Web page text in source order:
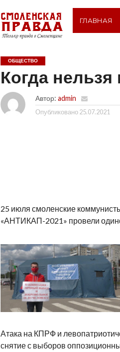
ГЛАВНАЯ
ОБЩЕСТВО
Когда нельзя
Автор: admin
Опубликовано 25.07.2021
25 июля смоленские
«АНТИКАП-2021» провели
Атака на КПРФ и
снятие с выборов